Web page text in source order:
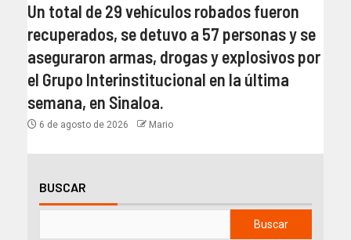
Un total de 29 vehículos robados fueron
recuperados, se detuvo a 57 personas y se
aseguraron armas, drogas y explosivos por
el Grupo Interinstitucional en la última
semana, en Sinaloa.
6 de agosto de 2026 Mario
BUSCAR
Buscar